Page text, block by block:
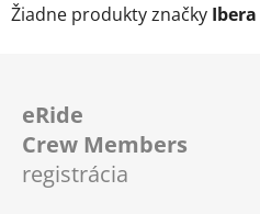
Žiadne produkty značky Ibera
eRide
Crew Members
registrácia